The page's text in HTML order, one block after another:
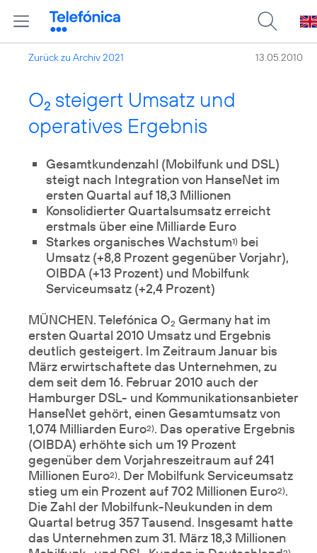
Zurück zu Archiv 2021 13.05.2010
O2 steigert Umsatz und
operatives Ergebnis
Gesamtkundenzahl (Mobilfunk und DSL)
steigt nach Integration von HanseNet im
ersten Quartal auf 18,3 Millionen
Konsolidierter Quartalsumsatz erreicht
erstmals über eine Milliarde Euro
Starkes organisches Wachstum1) bei
Umsatz (+8,8 Prozent gegenüber Vorjahr),
OIBDA (+13 Prozent) und Mobilfunk
Serviceumsatz (+2,4 Prozent)
MÜNCHEN. Telefónica O2 Germany hat im
ersten Quartal 2010 Umsatz und Ergebnis
deutlich gesteigert. Im Zeitraum Januar bis
März erwirtschaftete das Unternehmen, zu
dem seit dem 16. Februar 2010 auch der
Hamburger DSL- und Kommunikationsanbieter
HanseNet gehört, einen Gesamtumsatz von
1,074 Milliarden Euro2). Das operative Ergebnis
(OIBDA) erhöhte sich um 19 Prozent
gegenüber dem Vorjahreszeitraum auf 241
Millionen Euro2). Der Mobilfunk Serviceumsatz
stieg um ein Prozent auf 702 Millionen Euro2).
Die Zahl der Mobilfunk-Neukunden in dem
Quartal betrug 357 Tausend. Insgesamt hatte
das Unternehmen zum 31. März 18,3 Millionen